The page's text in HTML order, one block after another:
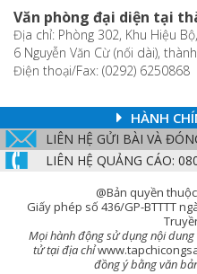
Văn phòng đại diện tại
Địa chỉ: Phòng 302, Khu Hiệu
6 Nguyễn Văn Cừ (nối dài),
Điện thoại/Fax: (0292) 6250868
HÀNH
LIÊN HỆ GỬI BÀI VÀ
LIÊN HỆ QUẢNG CÁO:
@Bản quyền
Giấy phép số 436/GP-BTTTT
Mọi hành động sử dụng nội
tử tại địa chỉ
đồng ý bằng văn